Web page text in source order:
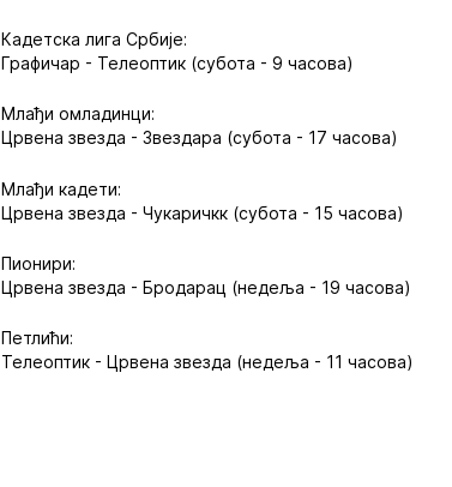
Кадетска лига Србије:
Графичар - Телеоптик (субота - 9 часова)
Млађи омладинци:
Црвена звезда - Звездара (субота - 17 часова)
Млађи кадети:
Црвена звезда - Чукаричкк (субота - 15 часова)
Пионири:
Црвена звезда - Бродарац (недеља - 19 часова)
Петлићи:
Телеоптик - Црвена звезда (недеља - 11 часова)